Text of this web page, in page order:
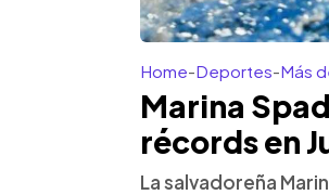
Home-Deportes-Más
Marina
récords en
La salvadoreña